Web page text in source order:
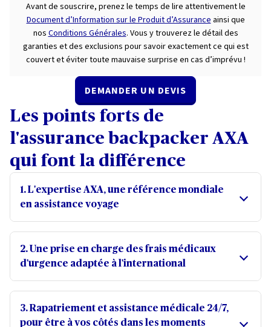
Avant de souscrire, prenez le temps de lire attentivement le
Document d’Information sur le Produit d’Assuranceainsi que
nosConditions Générales. Vous y trouverez le détail des
garanties et des exclusions pour savoir exactement ce qui est
couvert et éviter toute mauvaise surprise en cas d’imprévu !
DEMANDER UN DEVIS
Les points forts de
l'assurance backpacker AXA
qui font la différence
1. L'expertise AXA, une référence mondiale
en assistance voyage
Unemarque de confiancedepuis plus de 60 ans
Une parfaite connaissance des besoins des voyageurs
Unservice client réactifet disponible
Uneécoute attentiveet unaccompagnement
personnalisépour chaque situation
Un excellent rapport qualité/prix, alliant sécurité
2. Une prise en charge des frais médicaux
d'urgence adaptée à l'international
Frais médicaux à l'étranger jusqu'à 200 000 € (500
000 € pour les États-Unis et le Canada)
Avance des frais d'hospitalisationsans démarches
3. Rapatriement et assistance médicale 24/7,
pour être à vos côtés dans les moments